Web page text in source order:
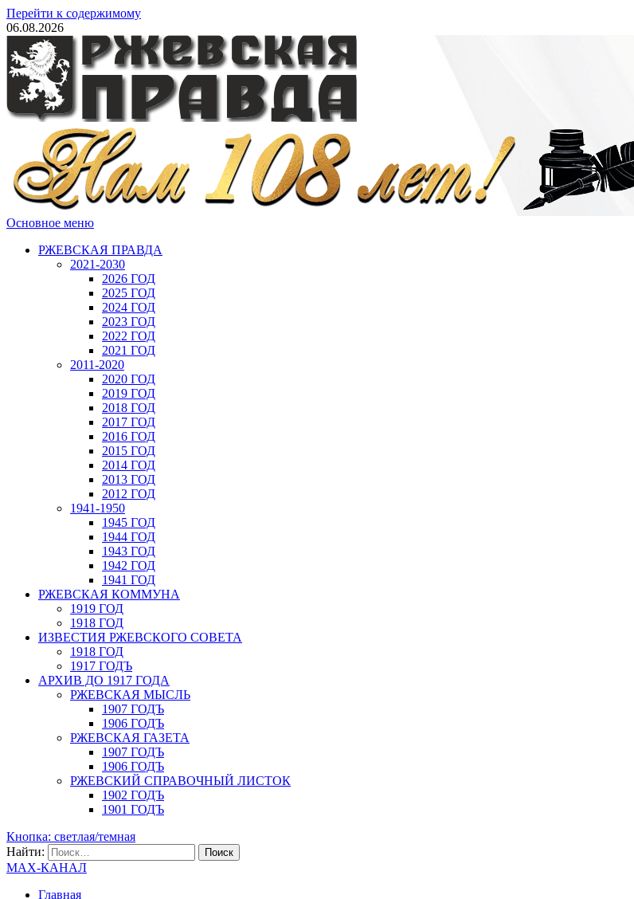
Перейти к содержимому
06.08.2026
Основное меню
РЖЕВСКАЯ ПРАВДА
2021-2030
2026 ГОД
2025 ГОД
2024 ГОД
2023 ГОД
2022 ГОД
2021 ГОД
2011-2020
2020 ГОД
2019 ГОД
2018 ГОД
2017 ГОД
2016 ГОД
2015 ГОД
2014 ГОД
2013 ГОД
2012 ГОД
1941-1950
1945 ГОД
1944 ГОД
1943 ГОД
1942 ГОД
1941 ГОД
РЖЕВСКАЯ КОММУНА
1919 ГОД
1918 ГОД
ИЗВЕСТИЯ РЖЕВСКОГО СОВЕТА
1918 ГОД
1917 ГОДЪ
АРХИВ ДО 1917 ГОДА
РЖЕВСКАЯ МЫСЛЬ
1907 ГОДЪ
1906 ГОДЪ
РЖЕВСКАЯ ГАЗЕТА
1907 ГОДЪ
1906 ГОДЪ
РЖЕВСКИЙ СПРАВОЧНЫЙ ЛИСТОК
1902 ГОДЪ
1901 ГОДЪ
Кнопка: светлая/темная
Найти:
MAX-КАНАЛ
Главная